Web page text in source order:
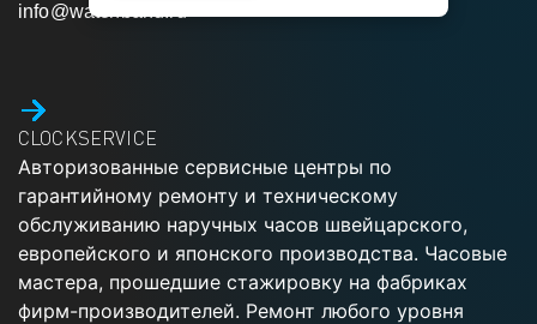
info@watchband.ru
CLOCKSERVICE
Авторизованные сервисные центры по
гарантийному ремонту и техническому
обслуживанию наручных часов швейцарского,
европейского и японского производства. Часовые
мастера, прошедшие стажировку на фабриках
фирм-производителей. Ремонт любого уровня